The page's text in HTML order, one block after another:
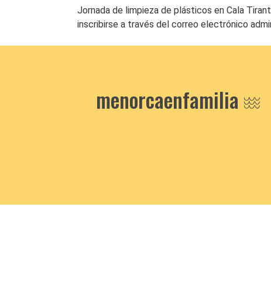
Jornada de limpieza de plásticos en Cala
inscribirse a través del correo electrónico
menorcaenfamilia